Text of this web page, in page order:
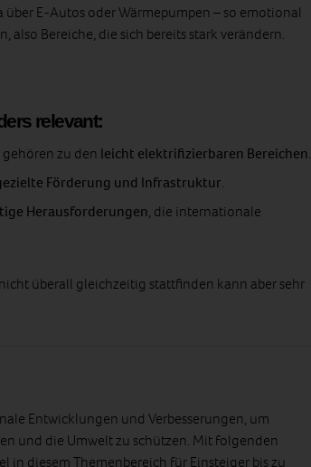
E‑Autos oder Wärmepumpen – so emotional
Bereiche, die sich bereits stark verändern.
relevant:
zu den leicht elektrifizierbaren Bereichen.
Förderung und Infrastruktur.
Herausforderungen, die internationale
überall gleichzeitig stattfinden kann aber sehr
Entwicklungen und Verbesserungen, um
und die Umwelt zu schützen. Mit folgenden
in diesem Themenbereich für Einsteiger bis zu